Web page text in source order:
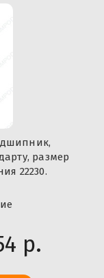
размер
22230.
р.